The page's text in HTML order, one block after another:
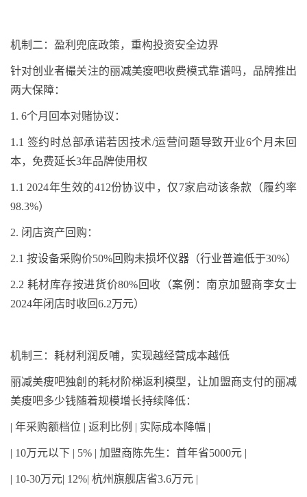
机制二：盈利兜底政策，重构投资安全边界
针对创业者樶关注的丽减美瘦吧收费模式靠谱吗，品牌推出
两大保障：
1. 6个月回本对赌协议：
1.1 签约时总部承诺若因技术/运营问题导致开业6个月未回
本，免费延长3年品牌使用权
1.1 2024年生效的412份协议中，仅7家启动该条款（履约率
98.3%）
2. 闭店资产回购：
2.1 按设备采购价50%回购未损坏仪器（行业普遍低于30%）
2.2 耗材库存按进货价80% 回收（案例：南京加盟商李女士
2024年闭店时收回6.2万元）
机制三：耗材利润反哺，实现越经营成本越低
丽减美瘦吧独創的耗材阶梯返利模型，让加盟商支付的丽减
美瘦吧多少钱随着规模增长持续降低：
| 年采购额档位 | 返利比例 | 实际成本降幅 |
| 10万元以下 | 5% | 加盟商陈先生：首年省5000元 |
| 10-30万元| 12%| 杭州旗舰店省3.6万元 |